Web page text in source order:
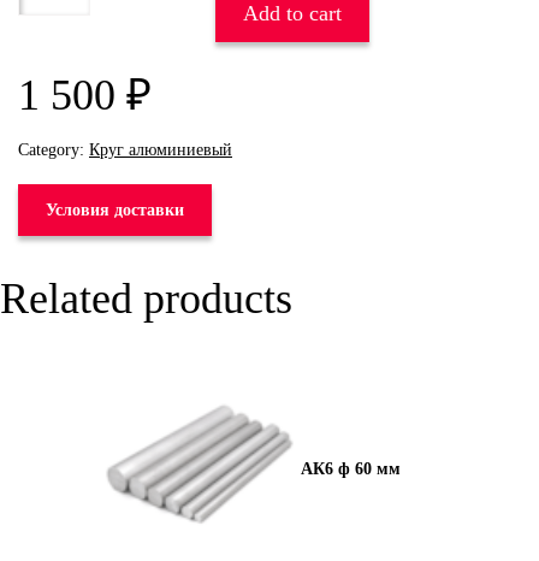
1 500 ₽
Add to cart
Category: Круг алюминиевый
Условия доставки
Related products
АК6 ф 60 мм